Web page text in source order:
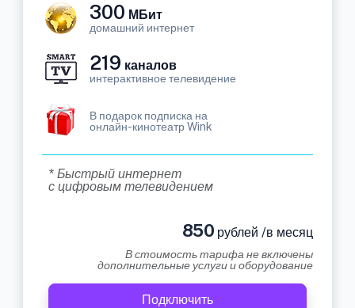
300 МБит
домашний интернет
219 каналов
интерактивное телевидение
В подарок подписка на
онлайн-кинотеатр Wink
* Быстрый интернет
с цифровым телевидением
850 рублей /в месяц
В стоимость тарифа не включены
дополнительные услуги и оборудование
Подключить